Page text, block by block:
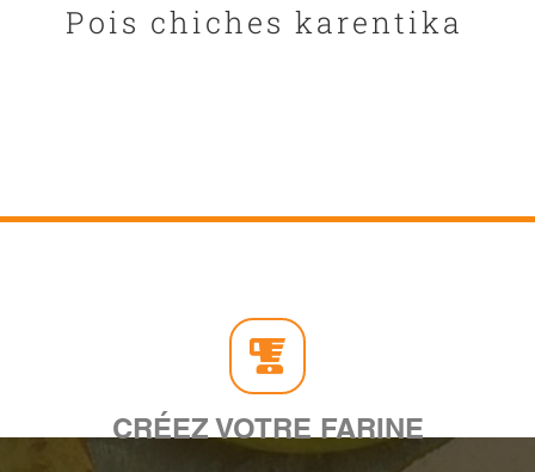
Pois chiches karentika
CRÉEZ VOTRE FARINE